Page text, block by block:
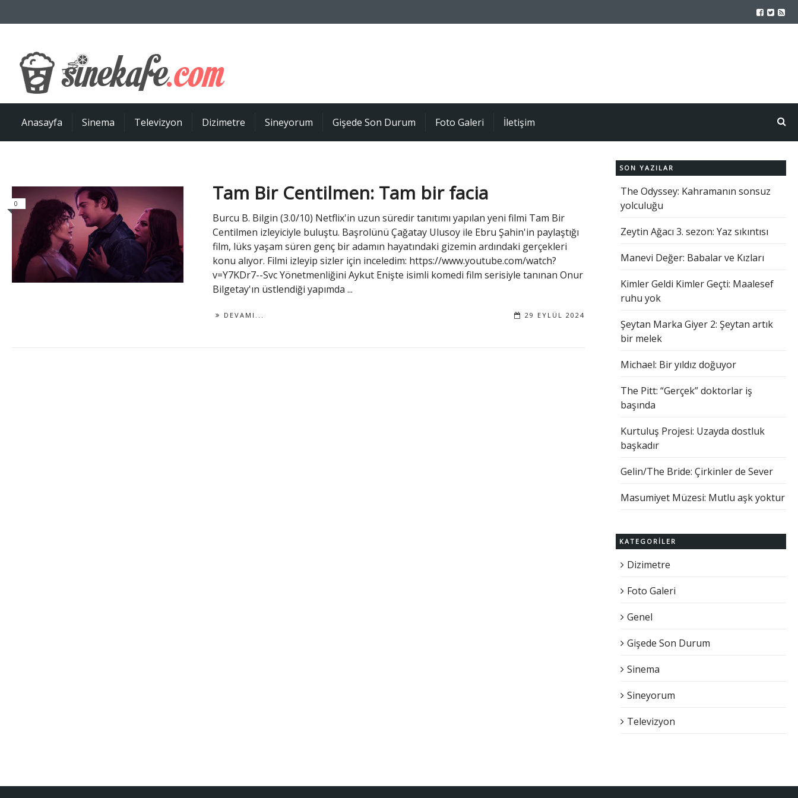
Anasayfa Sinema Televizyon Dizimetre Sineyorum Gişede Son Durum Foto Galeri İletişim
0 Tam Bir Centilmen: Tam bir facia
Burcu B. Bilgin (3.0/10) Netflix'in uzun süredir tanıtımı yapılan yeni filmi Tam Bir
Centilmen izleyiciyle buluştu. Başrolünü Çağatay Ulusoy ile Ebru Şahin'in paylaştığı
film, lüks yaşam süren genç bir adamın hayatındaki gizemin ardındaki gerçekleri
konu alıyor. Filmi izleyip sizler için inceledim: https://www.youtube.com/watch?
v=Y7KDr7--Svc Yönetmenliğini Aykut Enişte isimli komedi film serisiyle tanınan Onur
Bilgetay'ın üstlendiği yapımda ...
DEVAMI... 29 EYLÜL 2024
SON YAZILAR
The Odyssey: Kahramanın sonsuz
yolculuğu
Zeytin Ağacı 3. sezon: Yaz sıkıntısı
Manevi Değer: Babalar ve Kızları
Kimler Geldi Kimler Geçti: Maalesef
ruhu yok
Şeytan Marka Giyer 2: Şeytan artık
bir melek
Michael: Bir yıldız doğuyor
The Pitt: “Gerçek” doktorlar iş
başında
Kurtuluş Projesi: Uzayda dostluk
başkadır
Gelin/The Bride: Çirkinler de Sever
Masumiyet Müzesi: Mutlu aşk yoktur
KATEGORILER
Dizimetre
Foto Galeri
Genel
Gişede Son Durum
Sinema
Sineyorum
Televizyon